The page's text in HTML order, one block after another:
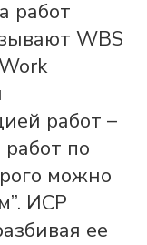
работ
WBS
работ –
по
можно
ИСР
ее